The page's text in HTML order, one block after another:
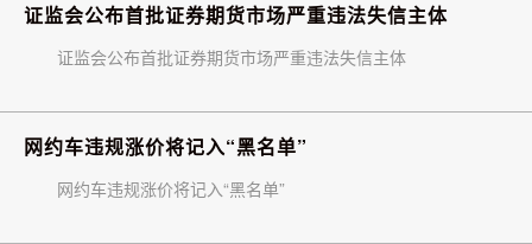
证监会公布首批证券期货市场严重违法失信主体
证监会公布首批证券期货市场严重违法失信主体
网约车违规涨价将记入“黑名单”
网约车违规涨价将记入“黑名单”